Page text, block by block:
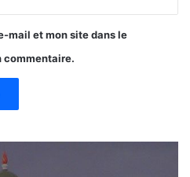
mail et mon site dans le
commentaire.